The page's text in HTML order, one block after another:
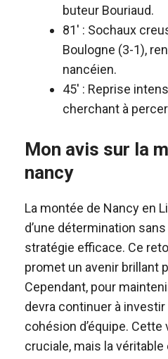
buteur Bouriaud.
81′ : Sochaux
Boulogne (3-1),
nancéien.
45′ : Reprise
cherchant à
Mon avis sur la
nancy
La montée de Nancy en
d’une détermination sans
stratégie efficace. Ce
promet un avenir brillant
Cependant, pour
devra continuer à
cohésion d’équipe.
cruciale, mais la